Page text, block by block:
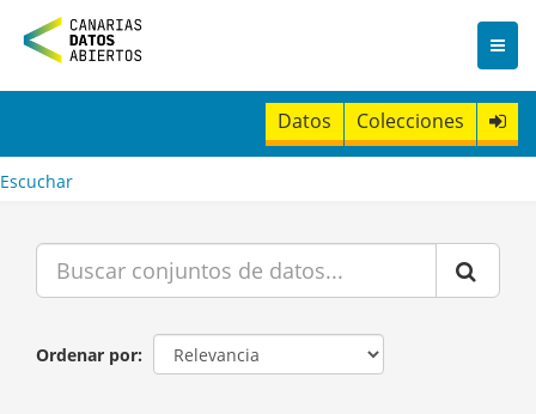
n
t
Datos Colecciones
Escuchar
Ordenar por